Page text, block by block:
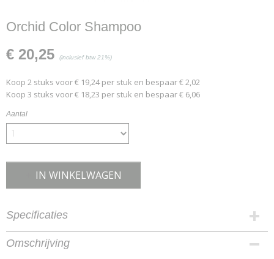
Orchid Color Shampoo
€ 20,25 (inclusief btw 21%)
Koop 2 stuks voor € 19,24 per stuk en bespaar € 2,02
Koop 3 stuks voor € 18,23 per stuk en bespaar € 6,06
Aantal
IN WINKELWAGEN
Specificaties
Productcode
8715563127003
Omschrijving